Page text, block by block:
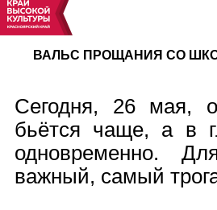
ВАЛЬС ПРОЩАНИЯ СО
Сегодня, 26 мая,
бьётся чаще, а в
одновременно.
важный, самый